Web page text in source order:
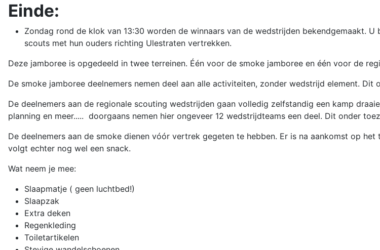
Einde:
Zondag rond de klok van 13:30 worden de winnaars van de wedstrijden bekendgemaakt.
scouts met hun ouders richting Ulestraten vertrekken.
Deze jamboree is opgedeeld in twee terreinen. Één voor de smoke jamboree en één voor de
De smoke jamboree deelnemers nemen deel aan alle activiteiten, zonder wedstrijd element. Dit
De deelnemers aan de regionale scouting wedstrijden gaan volledig zelfstandig een kamp
planning en meer..... doorgaans nemen hier ongeveer 12 wedstrijdteams een deel. Dit onder
De deelnemers aan de smoke dienen vóór vertrek gegeten te hebben. Er is na aankomst op
volgt echter nog wel een snack.
Wat neem je mee:
Slaapmatje ( geen luchtbed!)
Slaapzak
Extra deken
Regenkleding
Toiletartikelen